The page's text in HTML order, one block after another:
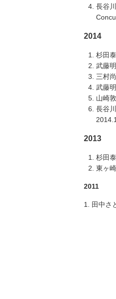
長谷
2014
杉田
武藤
三村
武藤
山崎
長谷
2013
杉田
東ヶ
2011
1. 田中さ